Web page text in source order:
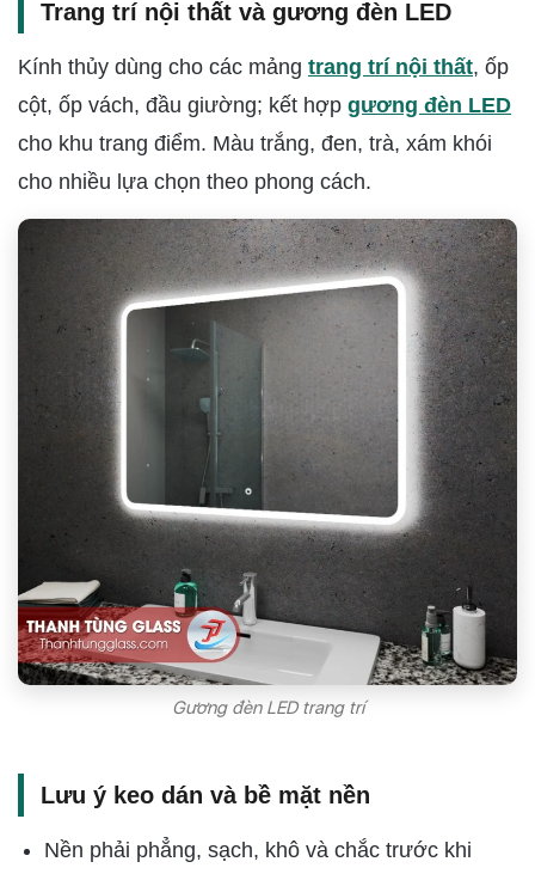
Trang trí nội thất và gương đèn LED
Kính thủy dùng cho các mảng trang trí nội thất, ốp
cột, ốp vách, đầu giường; kết hợp gương đèn LED
cho khu trang điểm. Màu trắng, đen, trà, xám khói
cho nhiều lựa chọn theo phong cách.
Gương đèn LED trang trí
Lưu ý keo dán và bề mặt nền
Nền phải phẳng, sạch, khô và chắc trước khi